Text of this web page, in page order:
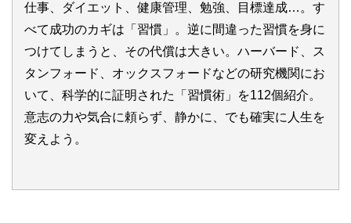
仕事、ダイエット、健康管理、勉強、目標達成…。す
べて成功のカギは「習慣」。逆に間違った習慣を身に
つけてしまうと、その代償は大きい。ハーバード、ス
タンフォード、オックスフォードなどの研究機関にお
いて、科学的に証明された「習慣術」を112個紹介。
意志の力や気合に頼らず、静かに、でも確実に人生を
変えよう。